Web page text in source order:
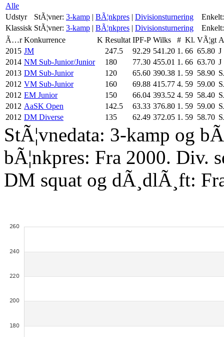
Alle
Udstyr
StÃ¦vner: 3-kamp | BÃ¦nkpres | Divisionsturnering
Enkelt:
Klassisk StÃ¦vner: 3-kamp | BÃ¦nkpres | Divisionsturnering
Enkelt:
Ã…r Konkurrence K Resultat IPF-P Wilks # Kl. VÃ¦gt A
2015 JM 247.5 92.29 541.20 1. 66 65.80 J
2014 NM Sub-Junior/Junior 180 77.30 455.01 1. 66 63.70 J
2013 DM Sub-Junior 120 65.60 390.38 1. 59 58.90
2012 VM Sub-Junior 160 69.88 415.77 4. 59 59.00
2012 EM Junior 150 66.04 393.52 4. 59 58.40
2012 AaSK Open 142.5 63.33 376.80 1. 59 59.00
2012 DM Diverse 135 62.49 372.05 1. 59 58.70
StÃ¦vnedata: 3-kamp og
bÃ¦nkpres: Fra 2000. Div.
DM squat og dÃ¸dlÃ¸ft: